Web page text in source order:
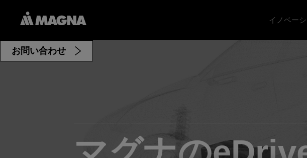
Toggle イ
イノベー
お問い合わせ